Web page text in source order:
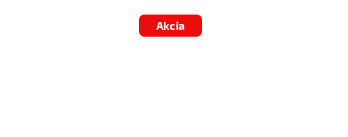
Akcia